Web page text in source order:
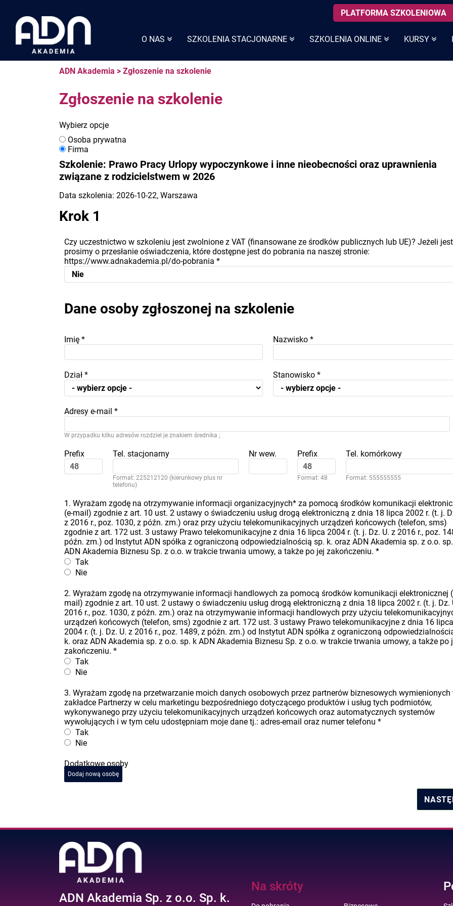
O NAS SZKOLENIA STACJONARNE SZKOLENIA ONLINE KURSY
content
PLATFORMA SZKOLENIOWA
ADN Akademia > Zgłoszenie na szkolenie
Zgłoszenie na szkolenie
Wybierz opcje
Osoba prywatna
Firma
Szkolenie: Prawo Pracy Urlopy wypoczynkowe i inne nieobecności oraz uprawnienia
związane z rodzicielstwem w 2026
Data szkolenia: 2026-10-22, Warszawa
Krok 1
Czy uczestnictwo w szkoleniu jest zwolnione z VAT (finansowane ze środków publicznych lub UE)? Jeżeli
prosimy o przesłanie oświadczenia, które dostępne jest do pobrania na naszej stronie:
https://www.adnakademia.pl/do-pobrania *
Dane osoby zgłoszonej na szkolenie
Imię * Nazwisko *
Dział * Stanowisko *
Adresy e-mail *
W przypadku kilku adresów rozdziel je znakiem średnika ;
Prefix Tel. stacjonarny
Format: 225212120 (kierunkowy plus nr
telefonu)
Nr wew. Prefix
Format: 48
Tel. komórkowy
Format: 555555555
1. Wyrażam zgodę na otrzymywanie informacji organizacyjnych* za pomocą środków komunikacji
(e-mail) zgodnie z art. 10 ust. 2 ustawy o świadczeniu usług drogą elektroniczną z dnia 18 lipca 2002 r. (t. j.
z 2016 r., poz. 1030, z późn. zm.) oraz przy użyciu telekomunikacyjnych urządzeń końcowych (telefon, sms)
zgodnie z art. 172 ust. 3 ustawy Prawo telekomunikacyjne z dnia 16 lipca 2004 r. (t. j. Dz. U. z 2016 r., poz.
późn. zm.) od Instytut ADN spółka z ograniczoną odpowiedzialnością sp. k. oraz ADN Akademia sp. z o.o.
ADN Akademia Biznesu Sp. z o.o. w trakcie trwania umowy, a także po jej zakończeniu. *
Tak
Nie
2. Wyrażam zgodę na otrzymywanie informacji handlowych za pomocą środków komunikacji elektronicznej
mail) zgodnie z art. 10 ust. 2 ustawy o świadczeniu usług drogą elektroniczną z dnia 18 lipca 2002 r. (t. j. Dz.
2016 r., poz. 1030, z późn. zm.) oraz na otrzymywanie informacji handlowych przy użyciu
urządzeń końcowych (telefon, sms) zgodnie z art. 172 ust. 3 ustawy Prawo telekomunikacyjne z dnia 16 lipca
2004 r. (t. j. Dz. U. z 2016 r., poz. 1489, z późn. zm.) od Instytut ADN spółka z ograniczoną
k. oraz ADN Akademia sp. z o.o. sp. k ADN Akademia Biznesu Sp. z o.o. w trakcie trwania umowy, a także po
zakończeniu. *
Tak
Nie
3. Wyrażam zgodę na przetwarzanie moich danych osobowych przez partnerów biznesowych wymienionych
zakładce Partnerzy w celu marketingu bezpośredniego dotyczącego produktów i usług tych podmiotów,
wykonywanego przy użyciu telekomunikacyjnych urządzeń końcowych oraz automatycznych systemów
wywołujących i w tym celu udostępniam moje dane tj.: adres-email oraz numer telefonu *
Tak
Nie
Dodatkowe osoby
Dodaj nową osobę
ADN Akademia Sp. z o.o. Sp. k.
Na skróty